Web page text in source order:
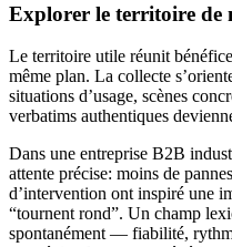
Explorer le territoire de
Le territoire utile réunit
même plan. La collecte
situations d’usage, scènes
verbatims authentiques
Dans une entreprise B2B
attente précise: moins de
d’intervention ont inspiré une
“tournent rond”. Un champ
spontanément — fiabilité,